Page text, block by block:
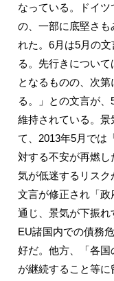
なっている。ドイ
の、一部に底堅さも
れた。6月は5月の
る。先行きについ
となるものの、次
る。」との文言が
維持されている。
て、2013年5月では
対する不安が再燃
気が低迷するリス
文言が修正され「
通じ、景気が下振れ
EU諸国内での債務
好だ。他方、「各
が継続すること等に